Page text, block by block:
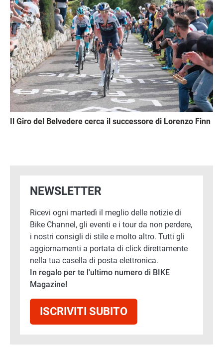
Il Giro del Belvedere cerca il successore di Lorenzo Finn
NEWSLETTER
Ricevi ogni martedì il meglio delle notizie di
Bike Channel, gli eventi e i tour da non perdere,
i nostri consigli di stile e molto altro. Tutti gli
aggiornamenti a portata di click direttamente
nella tua casella di posta elettronica.
In regalo per te l'ultimo numero di BIKE
Magazine!
ISCRIVITI SUBITO